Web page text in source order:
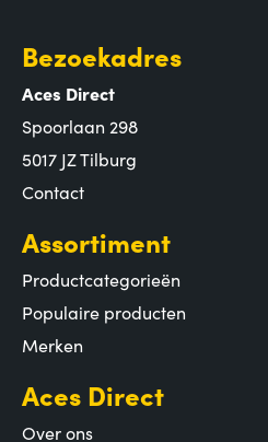
Bezoekadres
Aces Direct
Spoorlaan 298
5017 JZ Tilburg
Contact
Assortiment
Productcategorieën
Populaire producten
Merken
Aces Direct
Over ons